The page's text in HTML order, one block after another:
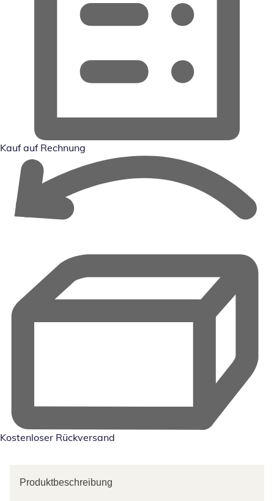
Kauf auf Rechnung
Kostenloser Rückversand
Produktbeschreibung